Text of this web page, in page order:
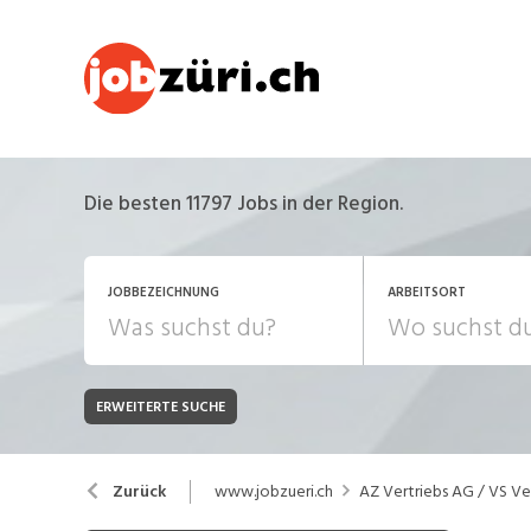
Die besten 11797 Jobs in der Region.
JOBBEZEICHNUNG ARBEITSORT
JOB-TYP
Festanstellung
Bank, Versicherung
Chemie, Pharma, Biotechnologie
ERWEITERTE SUCHE
Zurück www.jobzueri.ch AZ Vertriebs AG / VS